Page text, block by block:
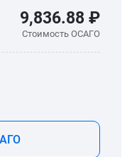
9,836.88 ₽
Стоимость ОСАГО